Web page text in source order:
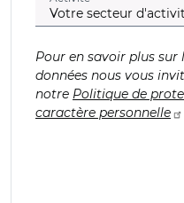
Pour en savoir plus
données nous vous
notre Politique de
caractère personnelle